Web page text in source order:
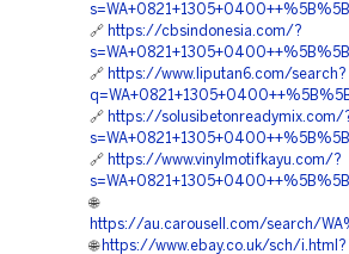
🔗 https://cbsindonesia.com/?
🔗 https://www.liputan6.com/search?
🔗 https://solusibetonreadymix.com/
🔗 https://www.vinylmotifkayu.com/?
🌐
https://au.carousell.com/search/
🌐 https://www.ebay.co.uk/sch/i.html?